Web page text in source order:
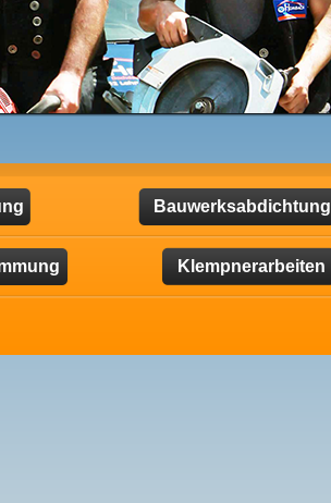
Bauwerksabdichtung
Klempnerarbeiten